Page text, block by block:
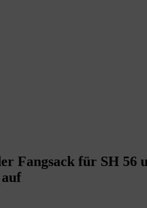
Fangsack für SH 56